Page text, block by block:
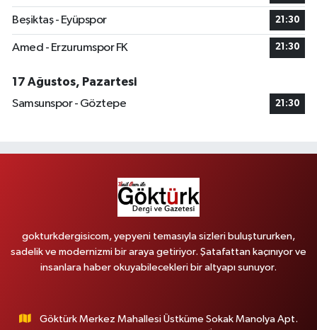
Beşiktaş - Eyüpspor 21:30
Amed - Erzurumspor FK 21:30
17 Ağustos, Pazartesi
Samsunspor - Göztepe
21:30
gokturkdergisicom, yepyeni temasıyla sizleri buluştururken,
sadelik ve modernizmi bir araya getiriyor. Şatafattan kaçınıyor ve
insanlara haber okuyabilecekleri bir altyapı sunuyor.
Göktürk Merkez Mahallesi Üstküme Sokak Manolya Apt.